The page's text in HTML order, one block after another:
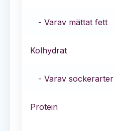
- Varav mättat fett
Kolhydrat
- Varav sockerarter
Protein